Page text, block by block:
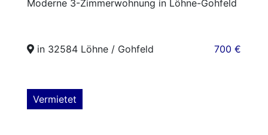
Moderne 3-Zimmerwohnung in Löhne-Gohfeld
in 32584 Löhne / Gohfeld 700 €
Vermietet